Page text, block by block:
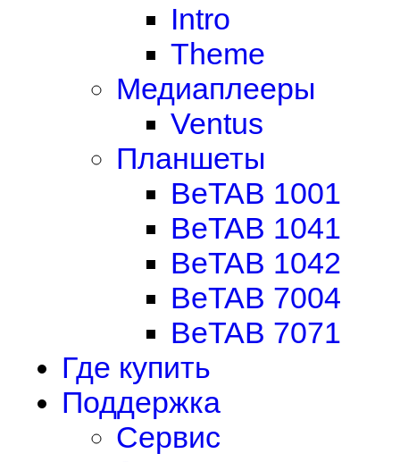
Intro
Theme
Медиаплееры
Ventus
Планшеты
BeTAB 1001
BeTAB 1041
BeTAB 1042
BeTAB 7004
BeTAB 7071
Где купить
Поддержка
Сервис